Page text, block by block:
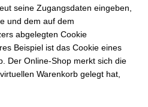
seine Zugangsdaten eingeben,
und dem auf dem
abgelegten Cookie
Beispiel ist das Cookie eines
Der Online-Shop merkt sich die
Warenkorb gelegt hat,